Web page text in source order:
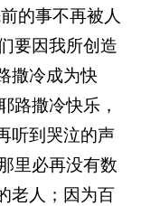
的事不再被人
要因我所创造
撒冷成为快
路撒冷快乐，
听到哭泣的声
里必再没有数
老人；因为百